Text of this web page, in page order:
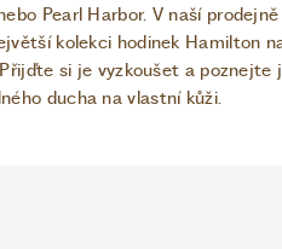
Pearl Harbor. V naší
kolekci hodinek Hamilton
si je vyzkoušet a poznejte
ducha na vlastní kůži.